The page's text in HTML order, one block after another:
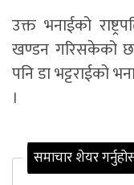
उक्त भनाईको
खण्डन गरिसकेको
पनि डा भट्टराईको
।
समाचार शेयर